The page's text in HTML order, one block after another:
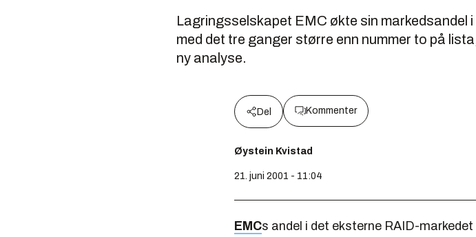
Lagringsselskapet EMC økte sin markedsandel
med det tre ganger større enn nummer to på
ny analyse.
Del Kommenter
Øystein Kvistad
21. juni 2001 - 11:04
EMCs andel i det eksterne RAID-